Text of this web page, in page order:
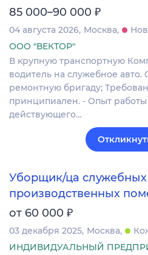
85 000–90 000 ₽
04 августа 2026 Москва
ООО "ВЕКТОР"
В крупную транспортную
водитель на служебное авто.
ремонтную бригаду;
принципиален. - Опыт
действующего…
Уборщик/ца
производственных
от 60 000 ₽
03 декабря 2025 Москва
ИНДИВИДУАЛЬНЫЙ